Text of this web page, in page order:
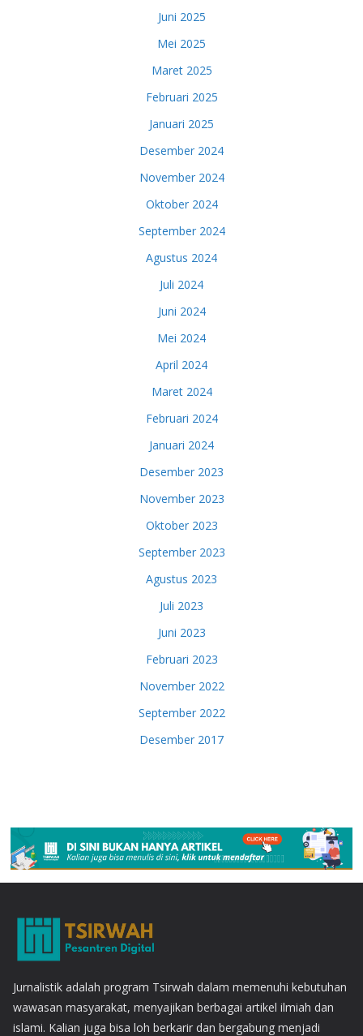
Juni 2025
Mei 2025
Maret 2025
Februari 2025
Januari 2025
Desember 2024
November 2024
Oktober 2024
September 2024
Agustus 2024
Juli 2024
Juni 2024
Mei 2024
April 2024
Maret 2024
Februari 2024
Januari 2024
Desember 2023
November 2023
Oktober 2023
September 2023
Agustus 2023
Juli 2023
Juni 2023
Februari 2023
November 2022
September 2022
Desember 2017
Jurnalistik adalah program Tsirwah dalam memenuhi kebutuhan
wawasan masyarakat, menyajikan berbagai artikel ilmiah dan
islami. Kalian juga bisa loh berkarir dan bergabung menjadi